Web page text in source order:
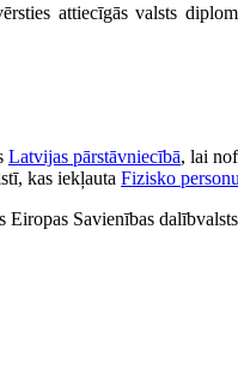
attiecīgās valsts
Latvijas pārstāvniecībā, lai
kas iekļauta Fizisko
Eiropas Savienības